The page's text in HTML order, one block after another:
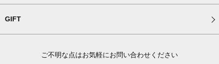
GIFT
ご不明な点はお気軽にお問い合わせください